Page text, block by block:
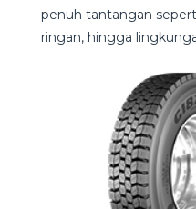
penuh tantangan
ringan, hingga